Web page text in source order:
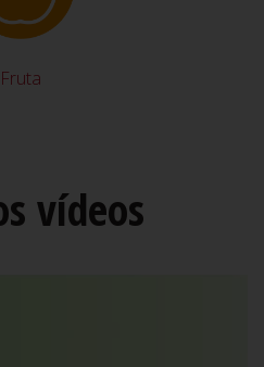
Fruta
vídeos